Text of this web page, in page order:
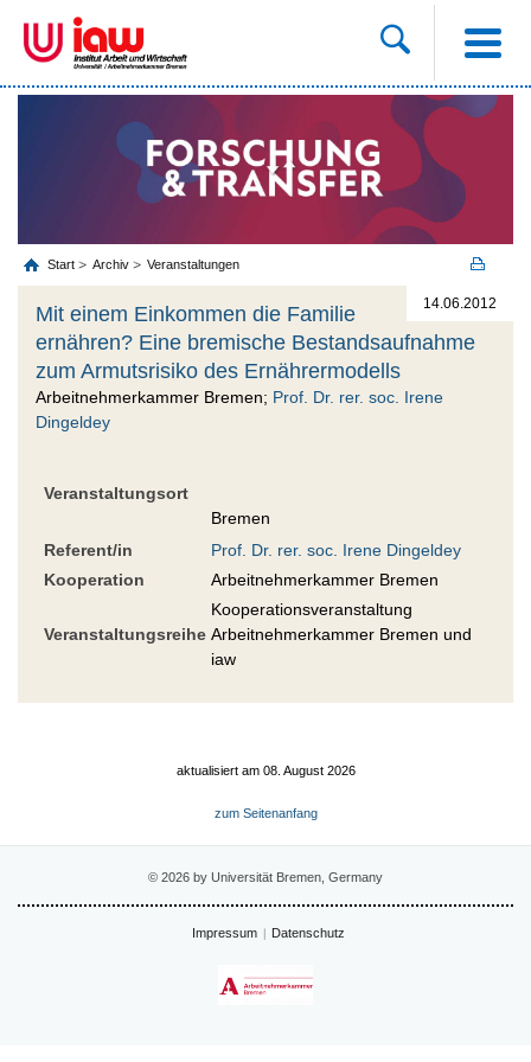
Start Archiv Veranstaltungen
14.06.2012
Mit einem Einkommen die Familie
ernähren? Eine bremische Bestandsaufnahme
zum Armutsrisiko des Ernährermodells
Arbeitnehmerkammer Bremen; Prof. Dr. rer. soc. Irene
Dingeldey
Veranstaltungsort
Bremen
Referent/in
Prof. Dr. rer. soc. Irene Dingeldey
Kooperation
Arbeitnehmerkammer Bremen
Veranstaltungsreihe
Kooperationsveranstaltung
Arbeitnehmerkammer Bremen und
iaw
aktualisiert am 08. August 2026
zum Seitenanfang
© 2026 by Universität Bremen, Germany
Impressum Datenschutz